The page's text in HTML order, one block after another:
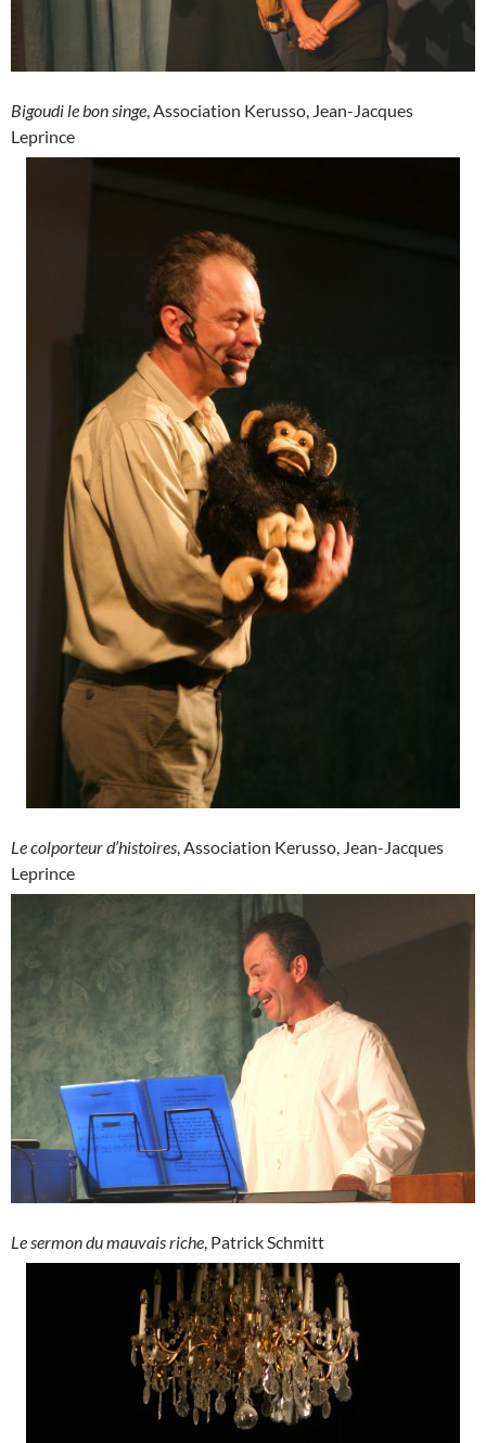
Bigoudi le bon singe, Association Kerusso, Jean-Jacques
Leprince
Le colporteur d’histoires, Association Kerusso, Jean-Jacques
Leprince
Le sermon du mauvais riche, Patrick Schmitt